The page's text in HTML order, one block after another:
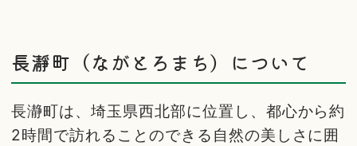
長瀞町（ながとろまち）について
長瀞町は、埼玉県西北部に位置し、都心から約
2時間で訪れることのできる自然の美しさに囲